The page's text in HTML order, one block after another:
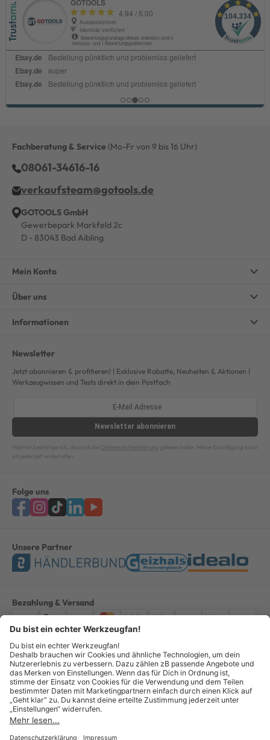
Fachberatung & Service (Mo-Fr von 9 bis 16 Uhr)
08061-34616-16
verkaufsteam@gotools.de
GOTOOLS GmbH
Gewerbepark Markfeld 2c
D - 83043 Bad Aibling
Mein Konto
Über uns
Informationen
Newsletter
Jetzt abonnieren & profitieren! | Exklusive Rabatte, Neuheiten & Aktionen |
Werkzeugwissen und Tests direkt in dein Postfach
Newsletter abonnieren
Hiermit bestätige ich, dass ich die Datenschutzerklärung gelesen habe. Meine Einwilligung kann
ich jederzeit widerrufen.
Folge uns
Unsere Partner
Bezahlung & Versand
ImpressumAGBDatenschutzWiderruf Vertrag widerrufen
Alle Preise verstehen sich inkl. ges. MwSt. *Kostenloser Versand innerhalb
Deutschlands, bei Bestellungen ab 100,00 Euro.
© Copyright 2026 GOTOOLS GmbH - Alle Rechte vorbehalten. powered by
createyourtemplate